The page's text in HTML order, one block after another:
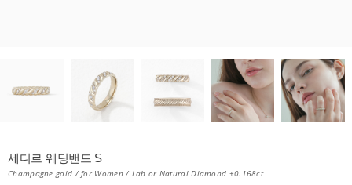
세디르 웨딩밴드 S
Champagne gold / for Women / Lab or Natural Diamond ±0.168ct